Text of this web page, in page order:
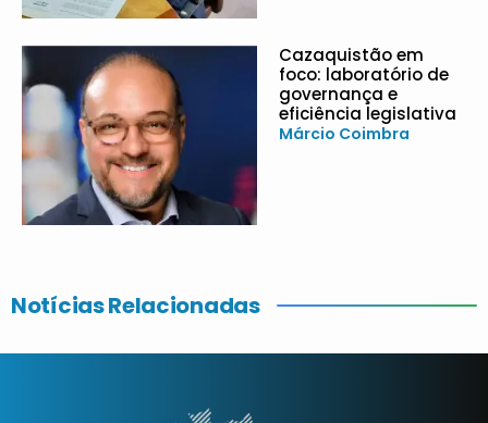
Cazaquistão em
foco: laboratório de
governança e
eficiência legislativa
Márcio Coimbra
Notícias Relacionadas